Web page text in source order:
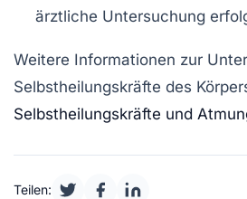
ärztliche Untersuchung
Weitere Informationen zur
Selbstheilungskräfte des
Selbstheilungskräfte und
Teilen: